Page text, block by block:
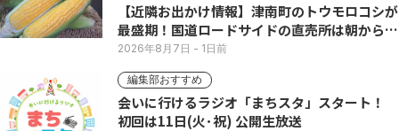
【近隣お出かけ情報】津南町のトウモロコシが
最盛期！国道ロードサイドの直売所は朝から長
い列
2026年8月7日 - 1日前
編集部おすすめ
会いに行けるラジオ「まちスタ」スタート！
初回は11日(火･祝) 公開生放送